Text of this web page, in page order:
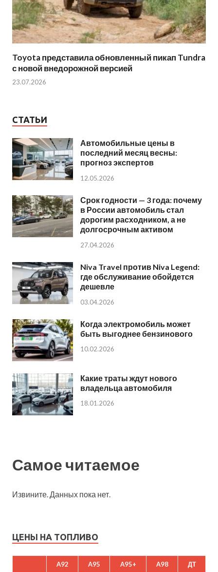
Toyota представила обновленный пикап Tundra
с новой внедорожной версией
23.07.2026
СТАТЬИ
Автомобильные цены в
последний месяц весны:
прогноз экспертов
12.05.2026
Срок годности — 3 года: почему
в России автомобиль стал
дорогим расходником, а не
долгосрочным активом
27.04.2026
Niva Travel против Niva Legend:
где обслуживание обойдется
дешевле
03.04.2026
Когда электромобиль может
быть выгоднее бензинового
10.02.2026
Какие траты ждут нового
владельца автомобиля
18.01.2026
Самое читаемое
Извините. Данных пока нет.
ЦЕНЫ НА ТОПЛИВО
A92 A95 A95+ A98 ДТ